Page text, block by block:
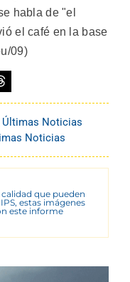
habla de "el
el café en la base
09)
Últimas Noticias
Noticias
que pueden
estas imágenes
este informe